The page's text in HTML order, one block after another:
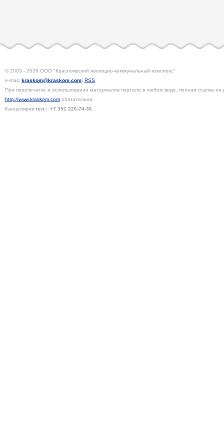
© 2003 - 2026 ООО "Красноярский жилищно-коммунальный комплекс"
e-mail: kraskom@kraskom.com| RSS
При перепечатке и использовании материалов портала в любом виде, полная ссылка на
http://www.kraskom.com обязательна.
Канцелярия тел.: +7 391 226-74-36